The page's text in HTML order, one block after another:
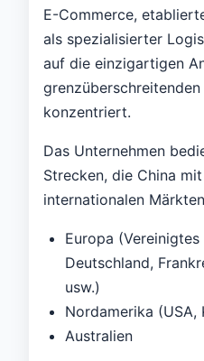
E-Commerce,
als spezialisierter
auf die einzigartigen
konzentriert.
Das Unternehmen
Strecken, die China
internationalen
Europa (Vereinigtes
Deutschland,
usw.)
Nordamerika (USA,
Australien